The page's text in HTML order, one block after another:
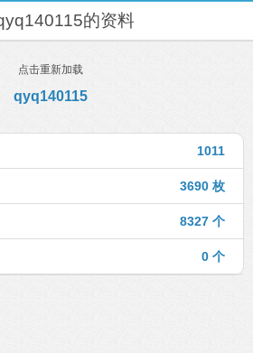
的资料
点击重新加载
qyq140115
1011
3690 枚
8327 个
0 个